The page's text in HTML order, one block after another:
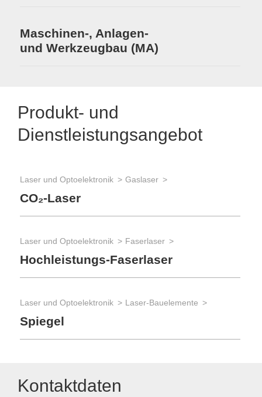
Maschinen-, Anlagen-
und Werkzeugbau (MA)
Produkt- und
Dienstleistungsangebot
Laser und Optoelektronik Gaslaser
CO₂-Laser
Laser und Optoelektronik Faserlaser
Hochleistungs-Faserlaser
Laser und Optoelektronik Laser-Bauelemente
Spiegel
Kontaktdaten